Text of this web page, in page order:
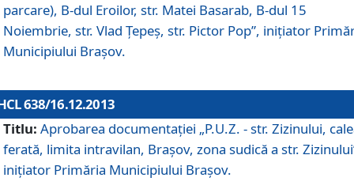
parcare), B-dul Eroilor, str. Matei Basarab, B-dul 15
Noiembrie, str. Vlad Ţepeş, str. Pictor Pop”, iniţiator
Municipiului Braşov.
638/16.12.2013
Titlu: Aprobarea documentaţiei „P.U.Z. - str. Zizinului,
ferată, limita intravilan, Braşov, zona sudică a str.
iniţiator Primăria Municipiului Braşov.